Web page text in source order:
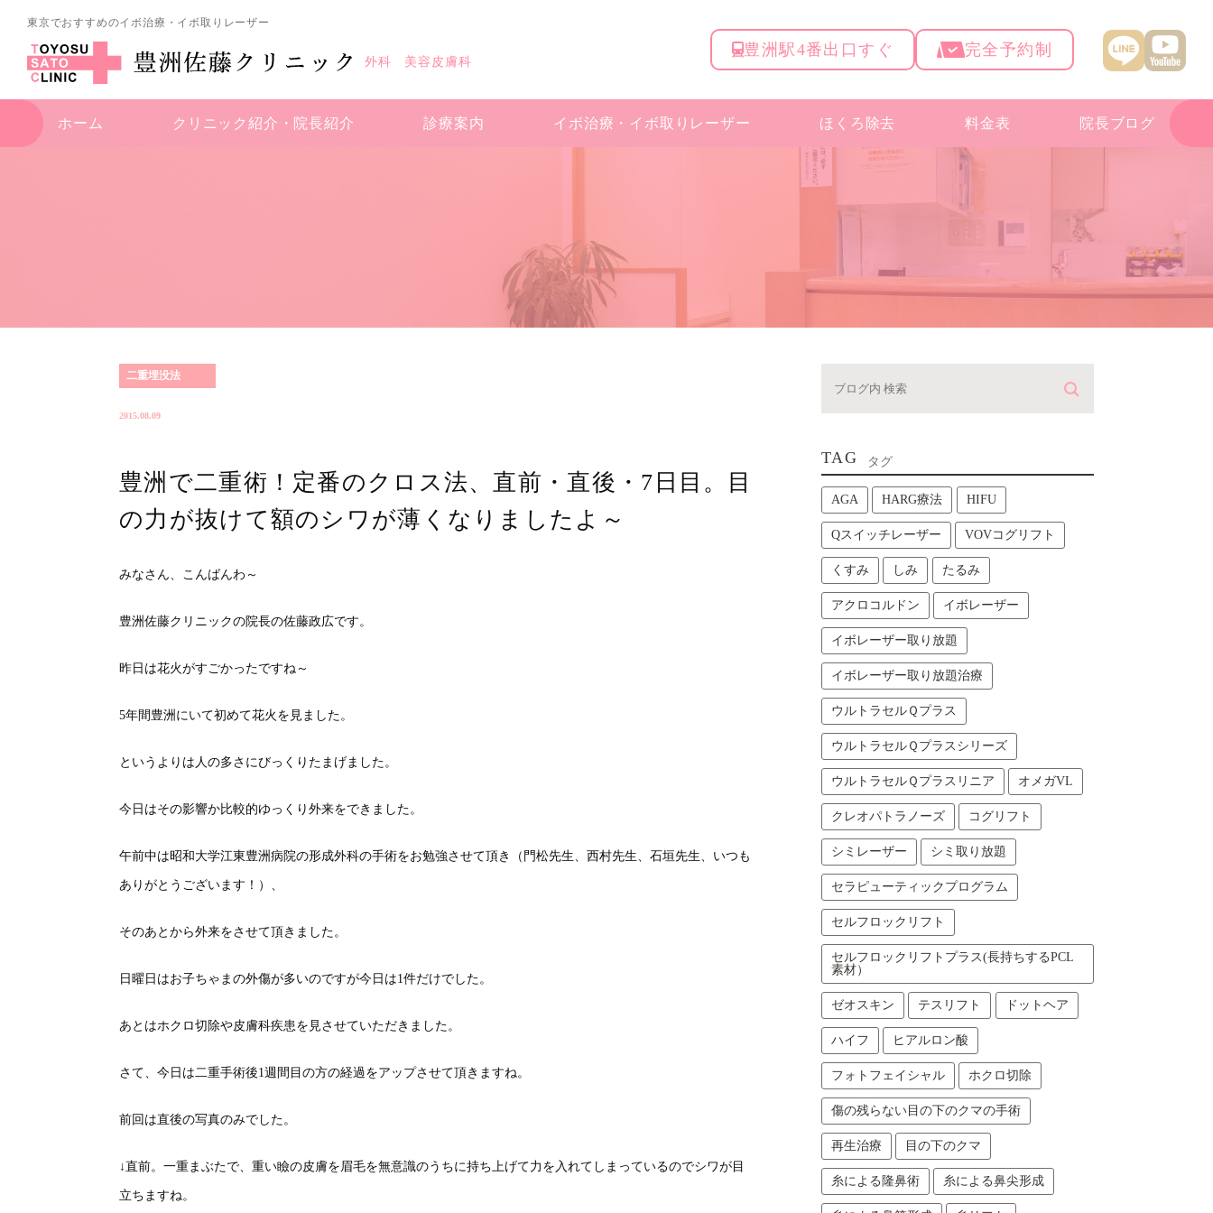
東京でおすすめのイボ治療・イボ取りレーザー
外科 美容皮膚科
豊洲駅4番出口すぐ 完全予約制
ホーム クリニック紹介・ 院長紹介 診療案内 イボ治療・ イボ取りレーザー ほくろ除去 料金表 院長ブログ
二重埋没法
2015.08.09
豊洲で二重術！定番のクロス法、直前・直後・7日目。目
の力が抜けて額のシワが薄くなりましたよ～
みなさん、こんばんわ～
豊洲佐藤クリニックの院長の佐藤政広です。
昨日は花火がすごかったですね～
5年間豊洲にいて初めて花火を見ました。
というよりは人の多さにびっくりたまげました。
今日はその影響か比較的ゆっくり外来をできました。
午前中は昭和大学江東豊洲病院の形成外科の手術をお勉強させて頂き（門松先生、西村先生、石垣先生、いつも
ありがとうございます！）、
そのあとから外来をさせて頂きました。
日曜日はお子ちゃまの外傷が多いのですが今日は1件だけでした。
あとはホクロ切除や皮膚科疾患を見させていただきました。
さて、今日は二重手術後1週間目の方の経過をアップさせて頂きますね。
前回は直後の写真のみでした。
↓直前。一重まぶたで、重い瞼の皮膚を眉毛を無意識のうちに持ち上げて力を入れてしまっているのでシワが目
立ちますね。
TAG タグ
AGA HARG療法 HIFU
Qスイッチレーザー VOVコグリフト
くすみ しみ たるみ
アクロコルドン イボレーザー
イボレーザー取り放題
イボレーザー取り放題治療
ウルトラセルＱプラス
ウルトラセルＱプラスシリーズ
ウルトラセルＱプラスリニア オメガVL
クレオパトラノーズ コグリフト
シミレーザー シミ取り放題
セラピューティックプログラム
セルフロックリフト
セルフロックリフトプラス(長持ちするPCL
素材）
ゼオスキン テスリフト ドットヘア
ハイフ ヒアルロン酸
フォトフェイシャル ホクロ切除
傷の残らない目の下のクマの手術
再生治療 目の下のクマ
糸による隆鼻術 糸による鼻尖形成